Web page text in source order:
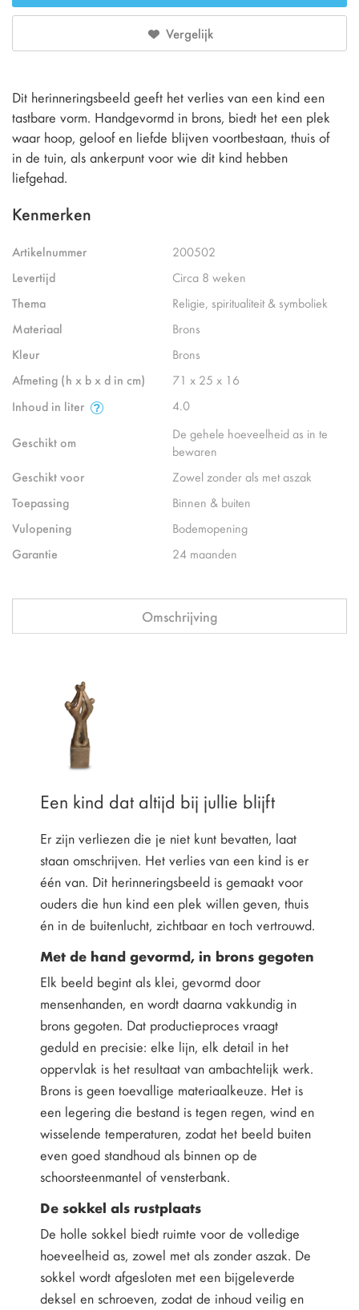
Vergelijk
Dit herinneringsbeeld geeft het verlies van een kind een
tastbare vorm. Handgevormd in brons, biedt het een plek
waar hoop, geloof en liefde blijven voortbestaan, thuis of
in de tuin, als ankerpunt voor wie dit kind hebben
liefgehad.
Kenmerken
Artikelnummer
200502
Levertijd
Circa 8 weken
Thema
Religie, spiritualiteit & symboliek
Materiaal
Brons
Kleur
Brons
Afmeting (h x b x d in cm)
71 x 25 x 16
Inhoud in liter
4.0
Geschikt om
De gehele hoeveelheid as in te
bewaren
Geschikt voor
Zowel zonder als met aszak
Toepassing
Binnen & buiten
Vulopening
Bodemopening
Garantie
24 maanden
Omschrijving
Een kind dat altijd bij jullie blijft
Er zijn verliezen die je niet kunt bevatten, laat
staan omschrijven. Het verlies van een kind is er
één van. Dit herinneringsbeeld is gemaakt voor
ouders die hun kind een plek willen geven, thuis
én in de buitenlucht, zichtbaar en toch vertrouwd.
Met de hand gevormd, in brons gegoten
Elk beeld begint als klei, gevormd door
mensenhanden, en wordt daarna vakkundig in
brons gegoten. Dat productieproces vraagt
geduld en precisie: elke lijn, elk detail in het
oppervlak is het resultaat van ambachtelijk werk.
Brons is geen toevallige materiaalkeuze. Het is
een legering die bestand is tegen regen, wind en
wisselende temperaturen, zodat het beeld buiten
even goed standhoud als binnen op de
schoorsteenmantel of vensterbank.
De sokkel als rustplaats
De holle sokkel biedt ruimte voor de volledige
hoeveelheid as, zowel met als zonder aszak. De
sokkel wordt afgesloten met een bijgeleverde
deksel en schroeven, zodat de inhoud veilig en